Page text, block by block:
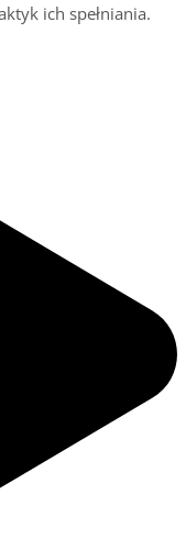
ich spełniania.